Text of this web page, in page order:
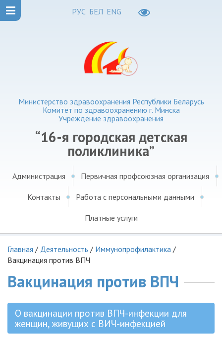
РУС БЕЛ ENG
Министерство здравоохранения Республики Беларусь
Комитет по здравоохранению г. Минска
Учреждение здравоохранения
“16-я городская детская
поликлиника”
Администрация Первичная профсоюзная организация
Контакты Работа с персональными данными
Платные услуги
Главная / Деятельность / Иммунопрофилактика /
Вакцинация против ВПЧ
Вакцинация против ВПЧ
О вакцинации против ВПЧ-инфекции для
женщин, живущих с ВИЧ-инфекцией